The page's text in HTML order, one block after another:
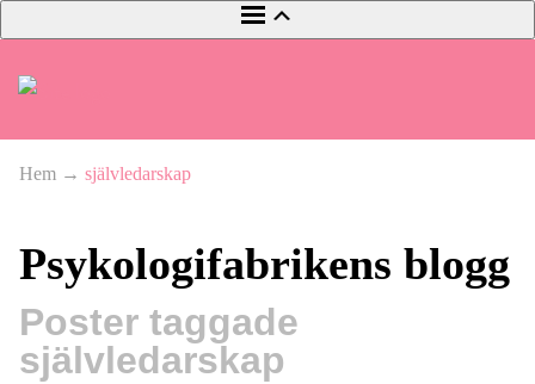
Hem → självledarskap
Psykologifabrikens blogg
Poster taggade
självledarskap